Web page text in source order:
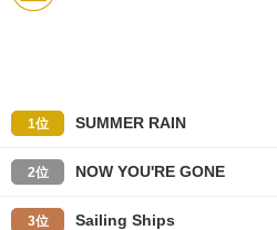
1位 SUMMER RAIN
2位 NOW YOU'RE GONE
3位 Sailing Ships